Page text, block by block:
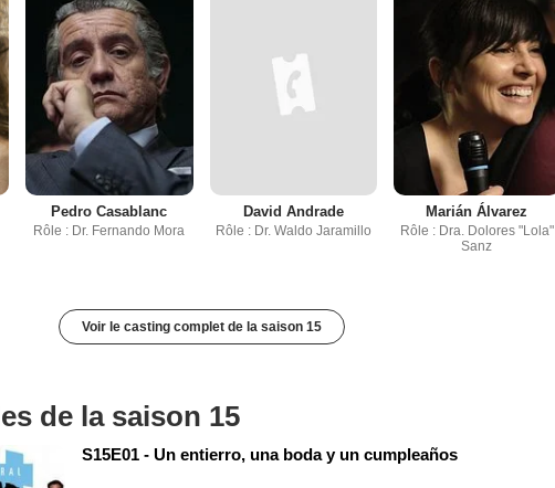
Pedro Casablanc
Rôle : Dr. Fernando Mora
David Andrade
Rôle : Dr. Waldo Jaramillo
Marián Álvarez
Rôle : Dra. Dolores "Lola"
Sanz
Voir le casting complet de la saison 15
de la saison 15
S15E01 - Un entierro, una boda y un cumpleaños